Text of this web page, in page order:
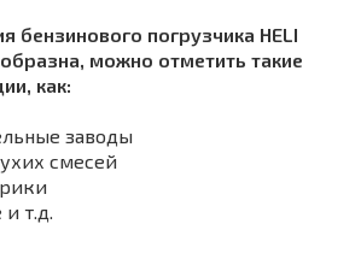
бензинового погрузчика HELI
можно отметить такие
как:
заводы
смесей
т.д.